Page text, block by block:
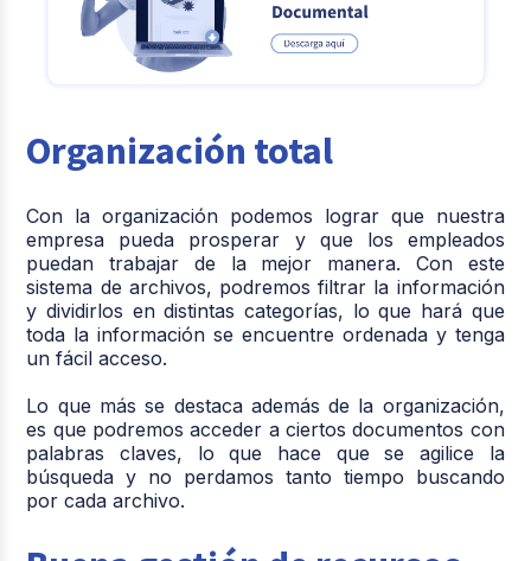
Organización total
Con la organización podemos lograr que nuestra
empresa pueda prosperar y que los empleados
puedan trabajar de la mejor manera. Con este
sistema de archivos, podremos filtrar la información
y dividirlos en distintas categorías, lo que hará que
toda la información se encuentre ordenada y tenga
un fácil acceso.
Lo que más se destaca además de la organización,
es que podremos acceder a ciertos documentos con
palabras claves, lo que hace que se agilice la
búsqueda y no perdamos tanto tiempo buscando
por cada archivo.